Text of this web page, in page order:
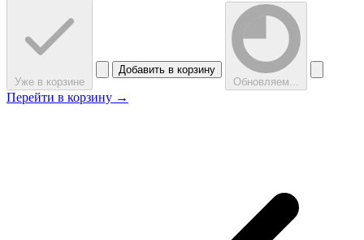
Уже в корзине
Добавить в корзину
Обновляем...
Перейти в корзину →